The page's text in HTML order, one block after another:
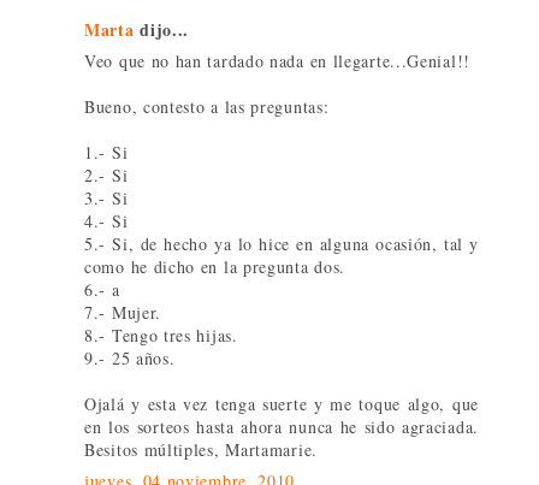
Marta dijo...
Veo que no han tardado nada en llegarte...Genial!!
Bueno, contesto a las preguntas:
1.- Si
2.- Si
3.- Si
4.- Si
5.- Si, de hecho ya lo hice en alguna ocasión, tal y
como he dicho en la pregunta dos.
6.- a
7.- Mujer.
8.- Tengo tres hijas.
9.- 25 años.
Ojalá y esta vez tenga suerte y me toque algo, que
en los sorteos hasta ahora nunca he sido agraciada.
Besitos múltiples, Martamarie.